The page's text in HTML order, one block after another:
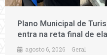
Plano Municipal de
entra na reta final de
agosto 6, 2026 Geral